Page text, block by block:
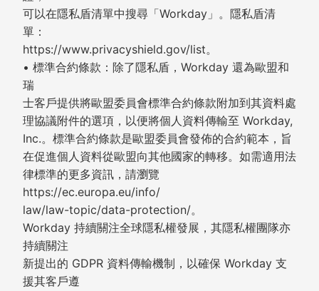
可以在隱私盾清單中搜尋「Workday」。隱私盾清
單：
https://www.privacyshield.gov/list。
• 標準合約條款：除了隱私盾，Workday 還為歐盟和
瑞
士客戶提供將歐盟委員會標準合約條款附加到其資料處
理協議附件的選項，以便將個人資料傳輸至 Workday,
Inc.。標準合約條款是歐盟委員會發佈的合約範本，旨
在促進個人資料從歐盟向其他國家的轉移。如需適用法
律標準的更多資訊，請瀏覽
https://ec.europa.eu/info/
law/law-topic/data-protection/。
Workday 持續關注全球隱私權發展，其隱私權團隊亦
持續關注
新提出的 GDPR 資料傳輸機制，以確保 Workday 支
援其客戶遵